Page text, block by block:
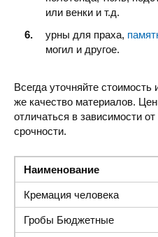
или венки и т.д.
урны для праха,
могил и другое.
Всегда уточняйте стоимость
же качество материалов.
отличаться в зависимости
срочности.
Наименование
Кремация человека
Гробы Бюджетные